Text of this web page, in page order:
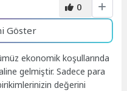
0
Göster
ekonomik koşullarında
gelmiştir. Sadece para
değerini